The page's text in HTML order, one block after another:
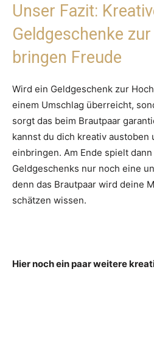
Unser Fazit:
Geldgeschenke
bringen Freude
Wird ein Geldgeschenk zur
einem Umschlag überreicht,
sorgt das beim Brautpaar
kannst du dich kreativ austoben
einbringen. Am Ende spielt
Geldgeschenks nur noch eine
denn das Brautpaar wird deine
schätzen wissen.
Hier noch ein paar weitere